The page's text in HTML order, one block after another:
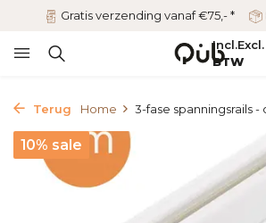
Gratis verzending vanaf €75,- *
Incl.Excl.
BTW
Terug Home 3-fase spanningsrails -
10% sale